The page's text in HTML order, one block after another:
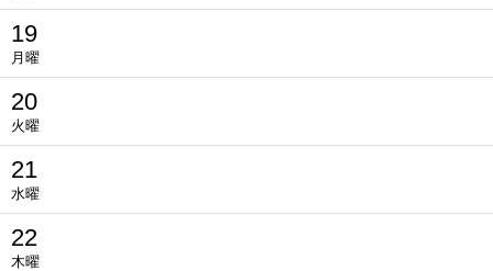
19
月曜
20
火曜
21
水曜
22
木曜